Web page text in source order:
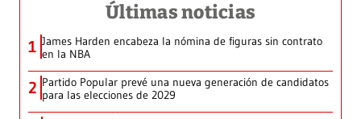
Últimas noticias
1 James Harden encabeza la nómina de figuras sin contrato
en la NBA
2 Partido Popular prevé una nueva generación de candidatos
para las elecciones de 2029